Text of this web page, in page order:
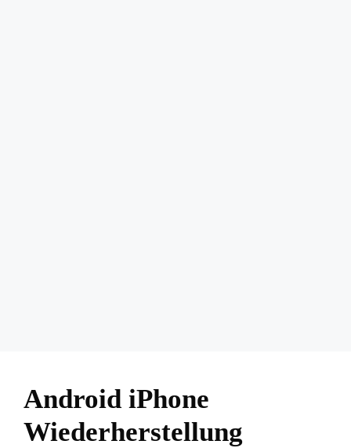
Android iPhone
Wiederherstellung